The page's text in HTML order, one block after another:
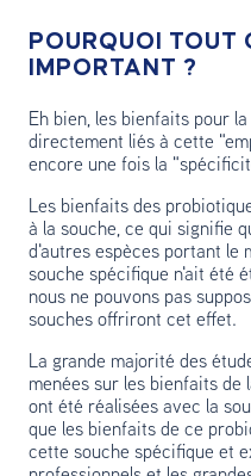
POURQUOI TOUT
IMPORTANT ?
Eh bien, les bienfaits pour
directement liés à cette
encore une fois la
Les bienfaits des
à la souche, ce qui signifie
d'autres espèces portant le
souche spécifique n'ait été
nous ne pouvons pas
souches offriront cet effet.
La grande majorité des
menées sur les bienfaits
ont été réalisées avec la
que les bienfaits de ce
cette souche spécifique et